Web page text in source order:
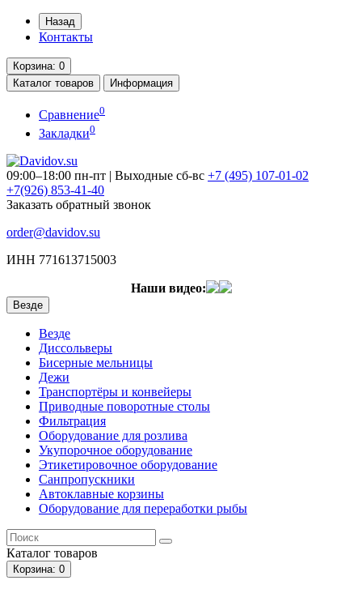
Назад
Контакты
Корзина: 0
Каталог товаров Информация
Сравнение0
Закладки0
09:00–18:00 пн-пт | Выходные сб-вс +7 (495) 107-01-02
+7(926) 853-41-40
Заказать обратный звонок
order@davidov.su
ИНН 771613715003
Наши видео:
Везде
Везде
Диссольверы
Бисерные мельницы
Дежи
Транспортёры и конвейеры
Приводные поворотные столы
Фильтрация
Оборудование для розлива
Укупорочное оборудование
Этикетировочное оборудование
Санпропускники
Автоклавные корзины
Оборудование для переработки рыбы
Каталог товаров
Корзина: 0